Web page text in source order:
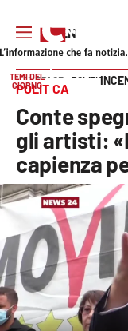
SEZIONI
Cronaca
Politica
Attualità
Economia e
Vai
TEMI DEL
GIORNO
HOME PAGE POLITICA
POLITICA
Conte
gli artisti:
capienza